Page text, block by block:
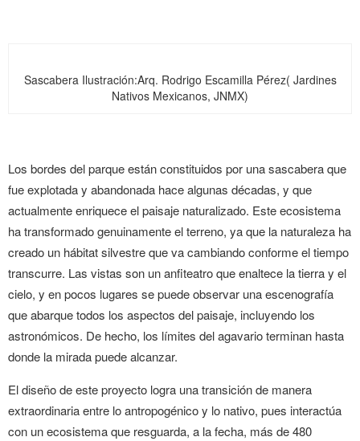
Sascabera Ilustración:Arq. Rodrigo Escamilla Pérez( Jardines
Nativos Mexicanos, JNMX)
Los bordes del parque están constituidos por una sascabera que
fue explotada y abandonada hace algunas décadas, y que
actualmente enriquece el paisaje naturalizado. Este ecosistema
ha transformado genuinamente el terreno, ya que la naturaleza ha
creado un hábitat silvestre que va cambiando conforme el tiempo
transcurre. Las vistas son un anfiteatro que enaltece la tierra y el
cielo, y en pocos lugares se puede observar una escenografía
que abarque todos los aspectos del paisaje, incluyendo los
astronómicos. De hecho, los límites del agavario terminan hasta
donde la mirada puede alcanzar.
El diseño de este proyecto logra una transición de manera
extraordinaria entre lo antropogénico y lo nativo, pues interactúa
con un ecosistema que resguarda, a la fecha, más de 480